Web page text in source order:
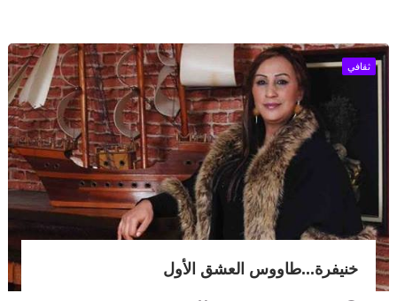
ثقافي
خنيفرة...طاووس العشق الأول